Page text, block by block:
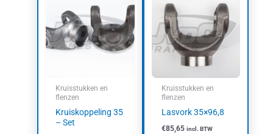
Kruisstukken en
flenzen
Kruiskoppeling 35
– Set
Kruisstukken en
flenzen
Lasvork 35×96,8
€85,65 incl. BTW